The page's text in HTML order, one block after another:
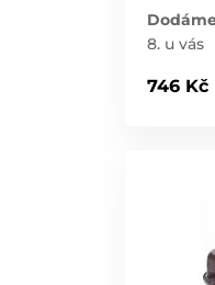
8. u vás
746 Kč